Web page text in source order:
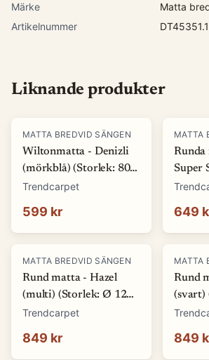
Märke
Matta
Artikelnummer
Liknande produkter
MATTA BREDVID SÄNGEN
Wiltonmatta - Denizli
(mörkblå) (Storlek: 80 x
150 cm)
Trendcarpet
599 kr
MATTA
Super
649
MATTA BREDVID SÄNGEN
Rund matta - Hazel
(multi) (Storlek: Ø 120
cm)
Trendcarpet
849 kr
MATTA
Rund
(svart)
cm)
849